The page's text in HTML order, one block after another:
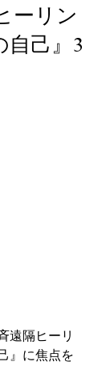
ーリン
己』3
遠隔ヒーリ
』に焦点を